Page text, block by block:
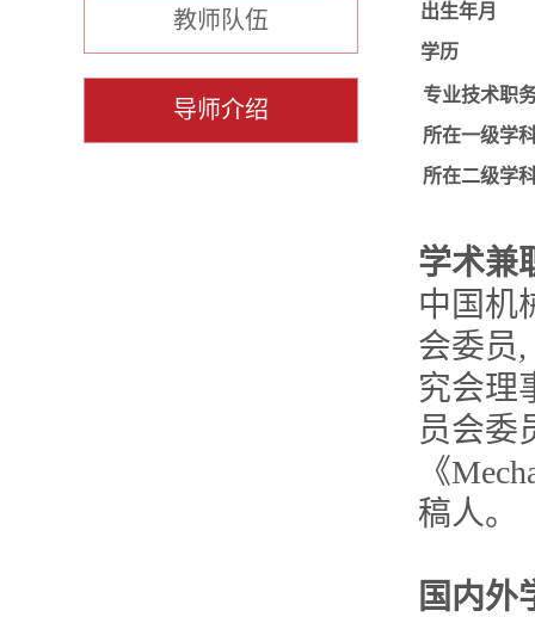
教师队伍
导师介绍
出生年月
学历
专业技术职
所在一级学
所在二级学
学术兼
中国机
会委员
究会理
员会委
《
稿人。
国内外